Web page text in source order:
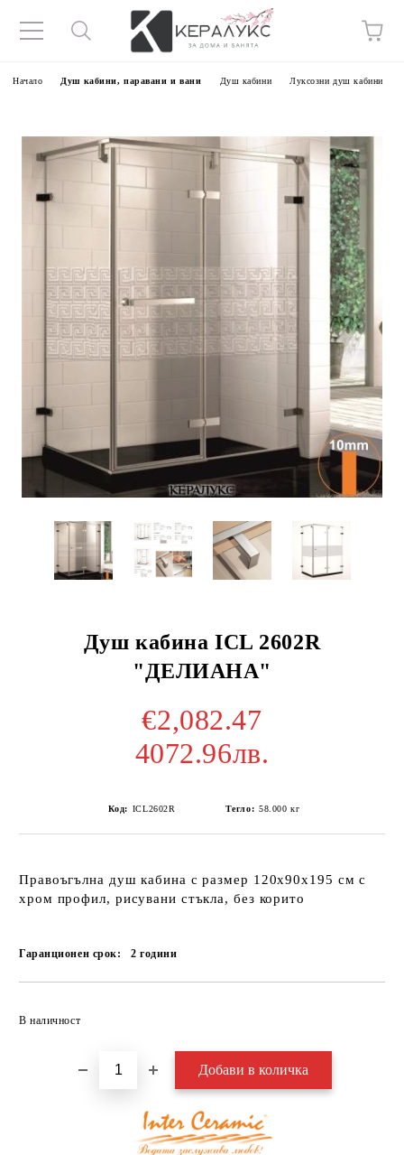
Начало Душ кабини, паравани и вани Душ кабини Луксозни душ кабини
Душ кабина ICL 2602R
"ДЕЛИАНА"
€2,082.47
4072.96лв.
Код: ICL2602R Тегло: 58.000 кг
Правоъгълна душ кабина с размер 120х90х195 см с
хром профил, рисувани стъкла, без корито
Гаранционен срок: 2години
В наличност